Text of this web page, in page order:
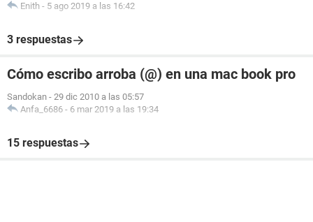
Enith - 5 ago 2019 a las 16:42
3 respuestas
Cómo escribo arroba (@) en una mac book pro
Sandokan - 29 dic 2010 a las 05:57
Anfa_6686 - 6 mar 2019 a las 19:34
15 respuestas